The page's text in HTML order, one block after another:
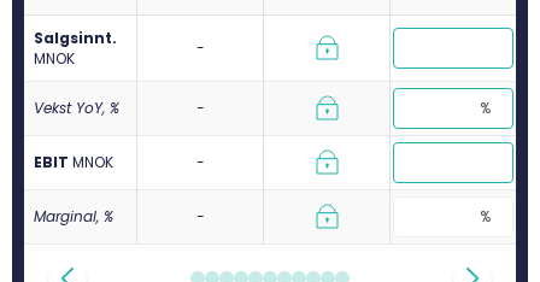
Salgsinnt.
MNOK
-
Vekst YoY, % -
EBIT MNOK -
Marginal, % -